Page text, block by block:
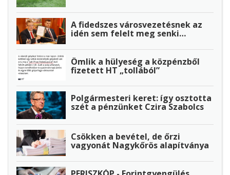
A fidedszes városvezetésnek az
idén sem felelt meg senki…
Ömlik a hülyeség a közpénzből
fizetett HT „tollából”
Polgármesteri keret: így osztotta
szét a pénzünket Czira Szabolcs
Csökken a bevétel, de őrzi
vagyonát Nagykőrös alapítványa